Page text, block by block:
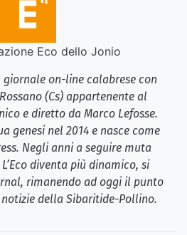
Eco dello Jonio
on-line calabrese con
(Cs) appartenente al
e diretto da Marco Lefosse.
genesi nel 2014 e nasce come
Negli anni a seguire muta
diventa più dinamico, si
rimanendo ad oggi il punto
della Sibaritide-Pollino.